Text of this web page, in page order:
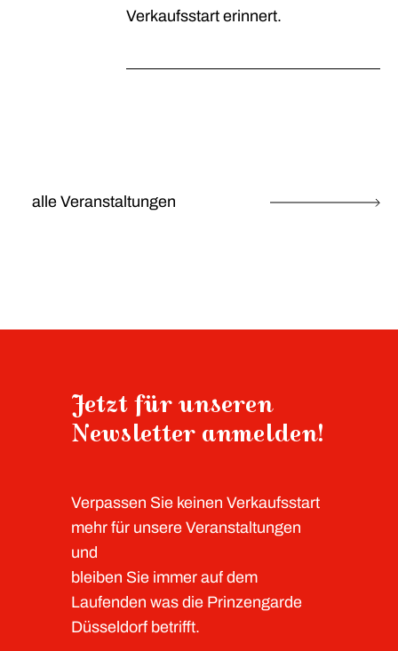
Verkaufsstart erinnert.
alle Veranstaltungen
Jetzt für unseren
Newsletter anmelden!
Verpassen Sie keinen Verkaufsstart
mehr für unsere Veranstaltungen
und
bleiben Sie immer auf dem
Laufenden was die Prinzengarde
Düsseldorf betrifft.